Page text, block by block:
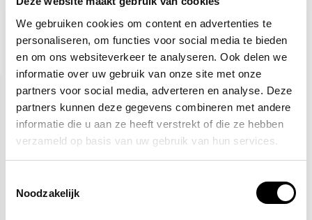
We gebruiken cookies om content en advertenties te
personaliseren, om functies voor social media te bieden
en om ons websiteverkeer te analyseren. Ook delen we
informatie over uw gebruik van onze site met onze
partners voor social media, adverteren en analyse. Deze
partners kunnen deze gegevens combineren met andere
informatie die u aan ze heeft verstrekt of die ze hebben
verzameld op basis van uw gebruik van hun services.
Noodzakelijk
Gerelateerde producten
Veiligheidsschoenen S3 Gele hesjes 25-pack